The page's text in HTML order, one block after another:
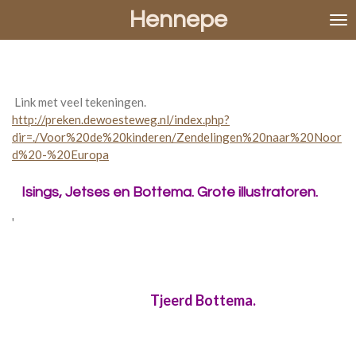
Hennepe
Link met veel tekeningen.
http://preken.dewoesteweg.nl/index.php?
dir=./Voor%20de%20kinderen/Zendelingen%20naar%20Noor
d%20-%20Europa
Isings, Jetses en Bottema. Grote illustratoren.
'
Tjeerd Bottema.